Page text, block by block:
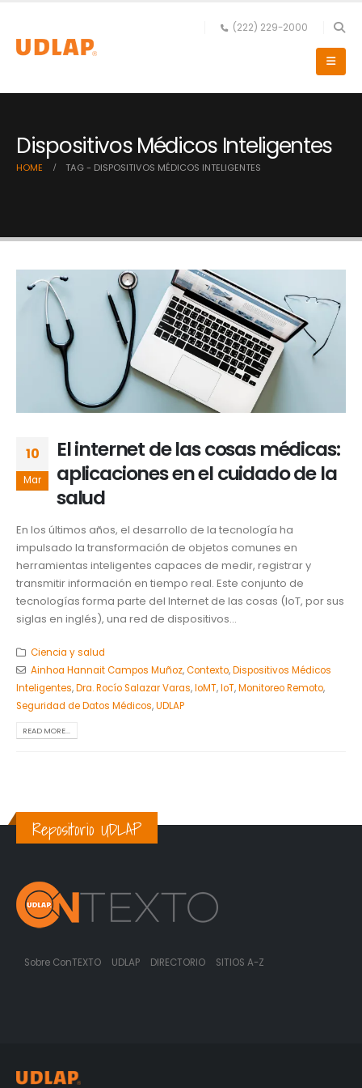
(222) 229-2000
Dispositivos Médicos Inteligentes
HOME TAG - DISPOSITIVOS MÉDICOS INTELIGENTES
10
Mar
El internet de las cosas médicas:
aplicaciones en el cuidado de la
salud
En los últimos años, el desarrollo de la tecnología ha
impulsado la transformación de objetos comunes en
herramientas inteligentes capaces de medir, registrar y
transmitir información en tiempo real. Este conjunto de
tecnologías forma parte del Internet de las cosas (IoT, por sus
siglas en inglés), una red de dispositivos...
Ciencia y salud
Ainhoa Hannait Campos Muñoz,Contexto,Dispositivos Médicos
Inteligentes,Dra. Rocío Salazar Varas,IoMT,IoT,Monitoreo Remoto,
Seguridad de Datos Médicos,UDLAP
READ MORE...
Repositorio UDLAP
Sobre ConTEXTO UDLAP DIRECTORIO SITIOS A-Z